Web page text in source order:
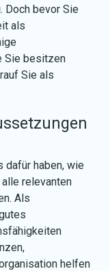
Doch bevor Sie
als
Sie besitzen
Sie als
dafür haben, wie
relevanten
Als
helfen